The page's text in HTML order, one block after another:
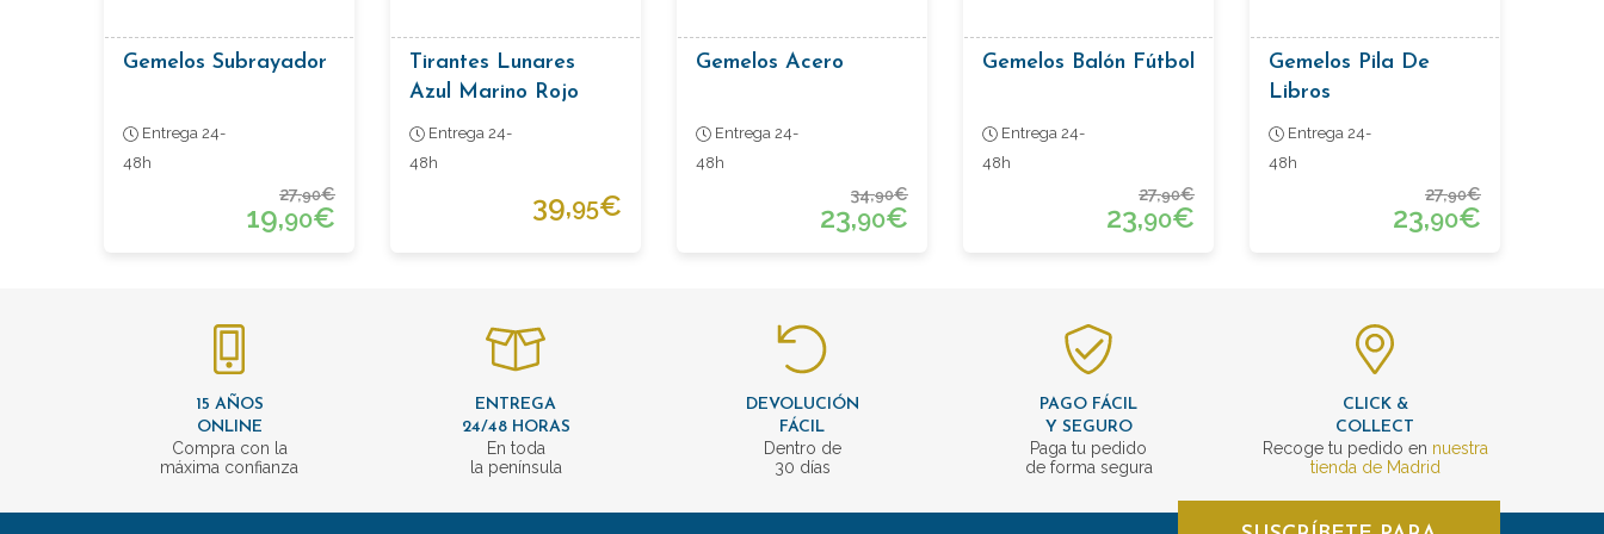
Gemelos Subrayador
Entrega 24-
48h
27,90€
19,90€
Tirantes Lunares
Azul Marino Rojo
Entrega 24-
48h
39,95€
Gemelos Acero
Entrega 24-
48h
34,90€
23,90€
Gemelos Balón Fútbol
Entrega 24-
48h
27,90€
23,90€
Gemelos Pila De
Libros
Entrega 24-
48h
27,90€
23,90€
15 AÑOS
ONLINE
Compra con la
máxima confianza
ENTREGA
24/48 HORAS
En toda
la península
DEVOLUCIÓN
FÁCIL
Dentro de
30 días
PAGO FÁCIL
Y SEGURO
Paga tu pedido
de forma segura
CLICK &
COLLECT
Recoge tu pedido en nuestra
tienda de Madrid